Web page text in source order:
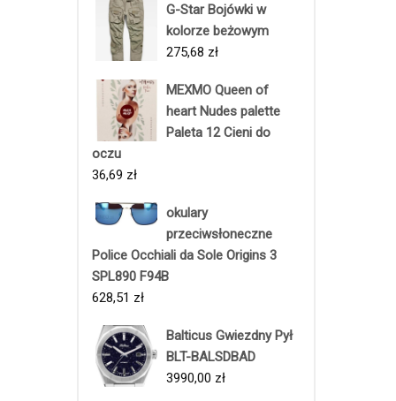
G-Star Bojówki w
kolorze beżowym
275,68 zł
MEXMO Queen of
heart Nudes palette
Paleta 12 Cieni do
oczu
36,69 zł
okulary
przeciwsłoneczne
Police Occhiali da Sole Origins 3
SPL890 F94B
628,51 zł
Balticus Gwiezdny Pył
BLT-BALSDBAD
3990,00 zł